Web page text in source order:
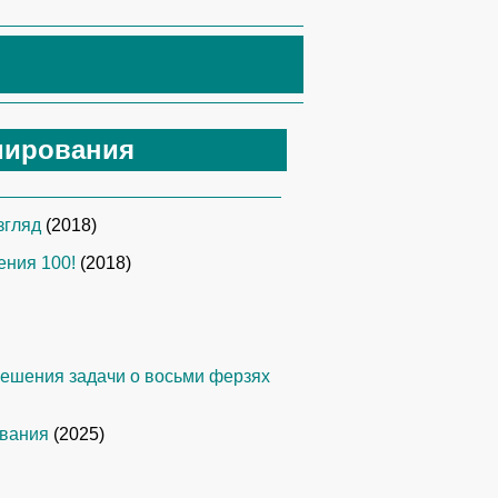
(2018)
100! (2018)
задачи о восьми ферзях
(2025)